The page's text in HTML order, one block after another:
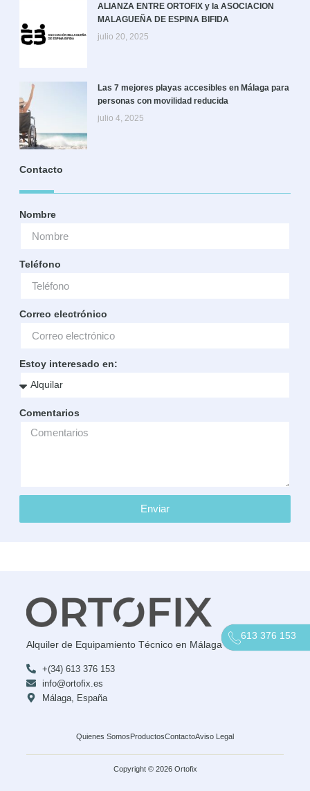
ALIANZA ENTRE ORTOFIX y la ASOCIACION
MALAGUEÑA DE ESPINA BIFIDA
julio 20, 2025
Las 7 mejores playas accesibles en Málaga para
personas con movilidad reducida
julio 4, 2025
Contacto
Nombre
Teléfono
Correo electrónico
Estoy interesado en:
Comentarios
Enviar
Alquiler de Equipamiento Técnico en Málaga
+(34) 613 376 153
info@ortofix.es
Málaga, España
Quienes SomosProductosContactoAviso Legal
Copyright © 2026 Ortofix
613 376 153